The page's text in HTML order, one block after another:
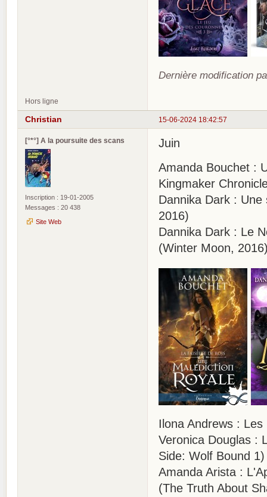
Dernière modification
Hors ligne
15-06-2024 18:42:57
Christian
[°*°] A la poursuite des scans
Inscription : 19-01-2005
Messages : 20 438
Site Web
Juin
Amanda Bouchet :
Kingmaker
Dannika Dark :
2016)
Dannika Dark : Le
(Winter Moon,
Ilona Andrews :
Veronica Douglas :
Side: Wolf Bound
Amanda Arista :
(The Truth About